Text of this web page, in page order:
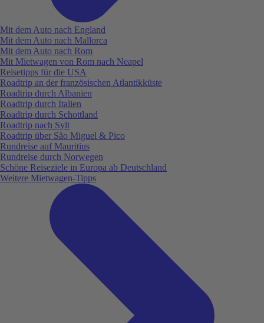
Mit dem Auto nach England
Mit dem Auto nach Mallorca
Mit dem Auto nach Rom
Mit Mietwagen von Rom nach Neapel
Reisetipps für die USA
Roadtrip an der französischen Atlantikküste
Roadtrip durch Albanien
Roadtrip durch Italien
Roadtrip durch Schottland
Roadtrip nach Sylt
Roadtrip über São Miguel & Pico
Rundreise auf Mauritius
Rundreise durch Norwegen
Schöne Reiseziele in Europa ab Deutschland
Weitere Mietwagen-Tipps